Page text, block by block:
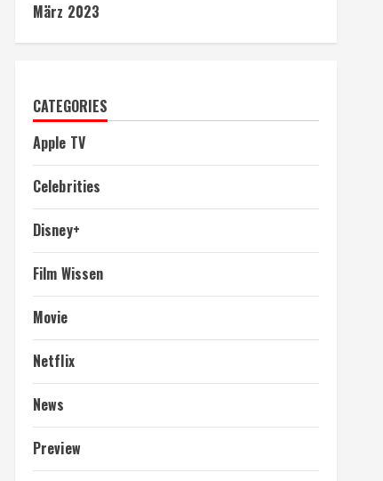
März 2023
CATEGORIES
Apple TV
Celebrities
Disney+
Film Wissen
Movie
Netflix
News
Preview